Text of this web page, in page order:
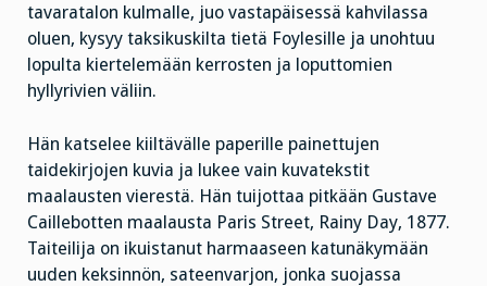
tavaratalon kulmalle, juo vastapäisessä kahvilassa
oluen, kysyy taksikuskilta tietä Foylesille ja unohtuu
lopulta kiertelemään kerrosten ja loputtomien
hyllyrivien väliin.
Hän katselee kiiltävälle paperille painettujen
taidekirjojen kuvia ja lukee vain kuvatekstit
maalausten vierestä. Hän tuijottaa pitkään Gustave
Caillebotten maalausta Paris Street, Rainy Day, 1877.
Taiteilija on ikuistanut harmaaseen katunäkymään
uuden keksinnön, sateenvarjon, jonka suojassa